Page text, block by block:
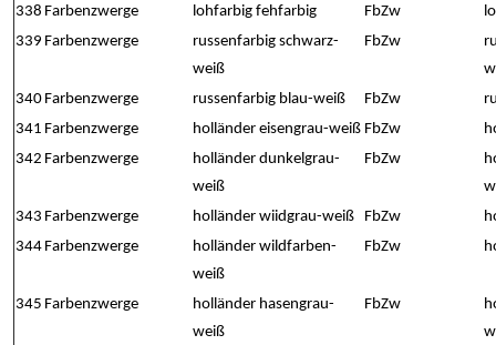
338 Farbenzwerge lohfarbig fehfarbig FbZw
339 Farbenzwerge
russenfarbig schwarz-
weiß
FbZw
340 Farbenzwerge russenfarbig blau-weiß FbZw
341 Farbenzwerge holländer eisengrau-weiß FbZw
342 Farbenzwerge
holländer dunkelgrau-
weiß
FbZw
343 Farbenzwerge holländer wiidgrau-weiß FbZw
344 Farbenzwerge
holländer wildfarben-
weiß
FbZw
345 Farbenzwerge
holländer hasengrau-
weiß
FbZw